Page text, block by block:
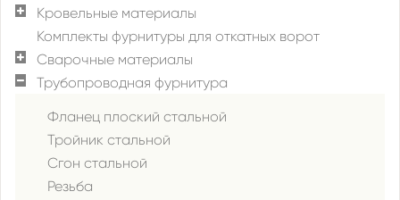
Кровельные материалы
Комплекты фурнитуры для откатных ворот
Сварочные материалы
Трубопроводная фурнитура
Фланец плоский стальной
Тройник стальной
Сгон стальной
Резьба